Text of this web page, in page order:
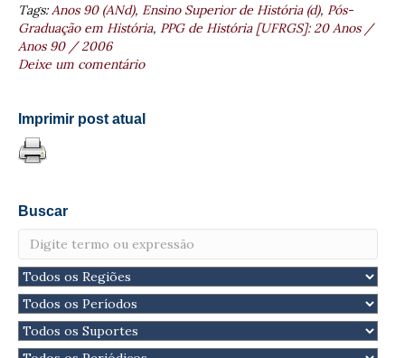
Tags:Anos 90 (ANd), Ensino Superior de História (d), Pós-
Graduação em História, PPG de História [UFRGS]: 20 Anos /
Anos 90 / 2006
Deixe um comentário
Imprimir post atual
Buscar